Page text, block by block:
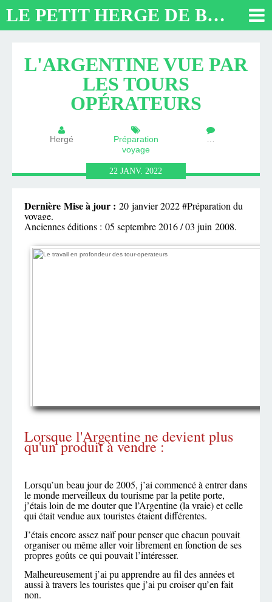
LE PETIT HERGE DE BUENOS AIRES 2026. TOUT SUR L'ARGENTINE
L'ARGENTINE VUE PAR
LES TOURS
OPÉRATEURS
Hergé
Préparation
voyage
…
22JANV.2022
Dernière Mise à jour : 20 janvier 2022 #Préparation du
voyage.
Anciennes éditions : 05 septembre 2016 / 03 juin 2008.
Lorsque l'Argentine ne devient plus
qu'un produit à vendre :
Lorsqu’un beau jour de 2005, j’ai commencé à entrer dans
le monde merveilleux du tourisme par la petite porte,
j’étais loin de me douter que l’Argentine (la vraie) et celle
qui était vendue aux touristes étaient différentes.
J’étais encore assez naïf pour penser que chacun pouvait
organiser ou même aller voir librement en fonction de ses
propres goûts ce qui pouvait l’intéresser.
Malheureusement j’ai pu apprendre au fil des années et
aussi à travers les touristes que j’ai pu croiser qu’en fait
non.